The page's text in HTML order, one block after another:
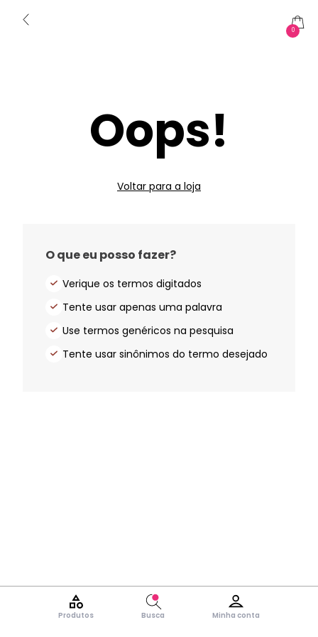
0
Produtos Busca Minha conta
Oops!
Voltar para a loja
O que eu posso fazer?
Verique os termos digitados
Tente usar apenas uma palavra
Use termos genéricos na pesquisa
Tente usar sinônimos do termo desejado